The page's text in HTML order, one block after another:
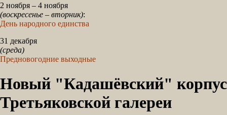
2 ноября – 4 ноября
(воскресенье – вторник):
День народного единства
31 декабря
(среда)
Предновогодние выходные
Новый "Кадашёвский" корпус
Третьяковской галереи